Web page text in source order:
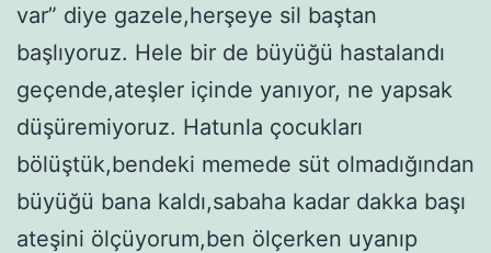
var” diye gazele,herşeye sil baştan
başlıyoruz. Hele bir de büyüğü hastalandı
geçende,ateşler içinde yanıyor, ne yapsak
düşüremiyoruz. Hatunla çocukları
bölüştük,bendeki memede süt olmadığından
büyüğü bana kaldı,sabaha kadar dakka başı
ateşini ölçüyorum,ben ölçerken uyanıp